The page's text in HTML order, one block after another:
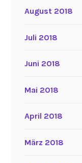
August 2018
Juli 2018
Juni 2018
Mai 2018
April 2018
März 2018